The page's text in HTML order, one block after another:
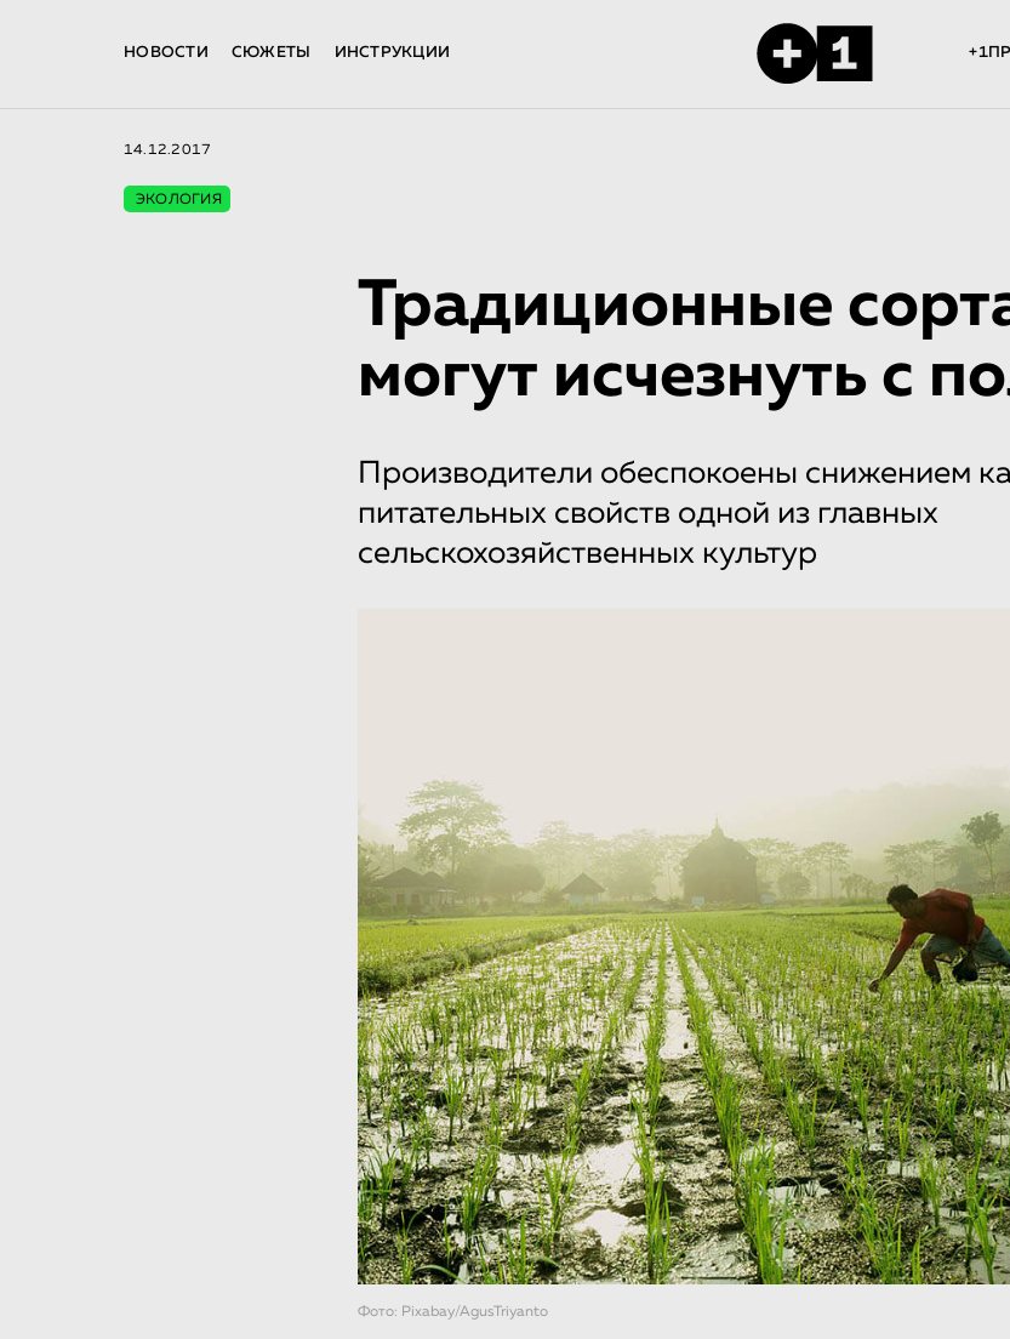
НОВОСТИ СЮЖЕТЫ ИНСТРУКЦИИ
14.12.2017
ЭКОЛОГИЯ
Традиционные
могут исчезнуть с
Производители обеспокоены снижением
питательных свойств одной из главных
сельскохозяйственных культур
Фото: Рixabay/AgusTriyanto